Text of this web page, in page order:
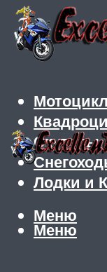
Скутеры
Лодки и
Меню
Меню